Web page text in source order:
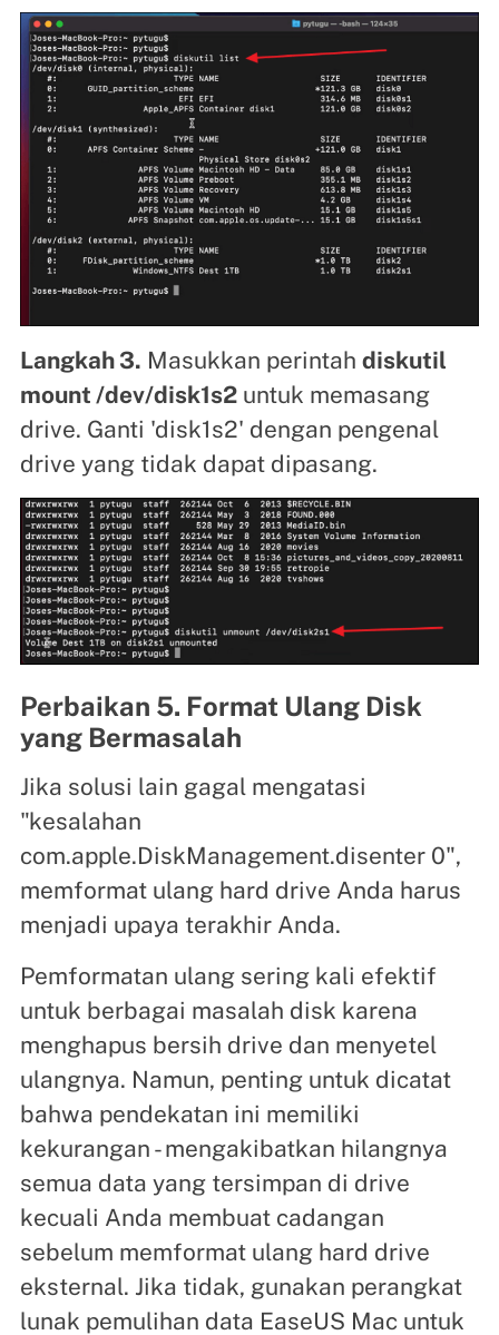
Langkah 3. Masukkan perintah diskutil
mount /dev/disk1s2untuk memasang
drive. Ganti 'disk1s2' dengan pengenal
drive yang tidak dapat dipasang.
Perbaikan 5. Format Ulang Disk
yang Bermasalah
Jika solusi lain gagal mengatasi
"kesalahan
com.apple.DiskManagement.disenter 0",
memformat ulang hard drive Anda harus
menjadi upaya terakhir Anda.
Pemformatan ulang sering kali efektif
untuk berbagai masalah disk karena
menghapus bersih drive dan menyetel
ulangnya. Namun, penting untuk dicatat
bahwa pendekatan ini memiliki
kekurangan - mengakibatkan hilangnya
semua data yang tersimpan di drive
kecuali Anda membuat cadangan
sebelum memformat ulang hard drive
eksternal. Jika tidak, gunakan perangkat
lunak pemulihan data EaseUS Mac untuk